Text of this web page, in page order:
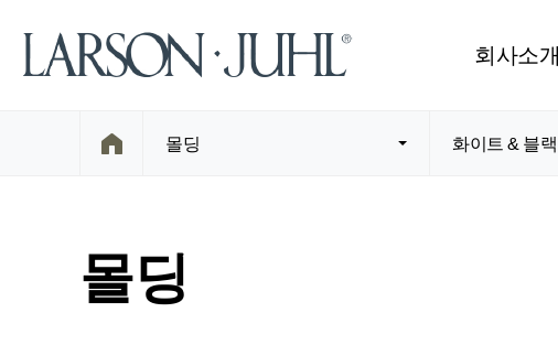
회사소개
몰딩 화이트 & 블랙
몰딩